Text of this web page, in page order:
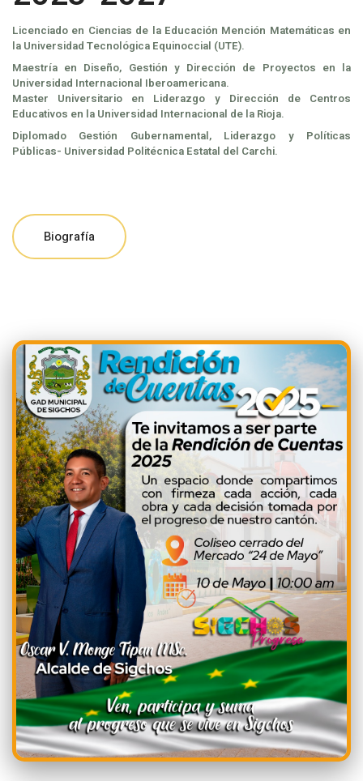
Licenciado en Ciencias de la Educación Mención Matemáticas en
la Universidad Tecnológica Equinoccial (UTE).
Maestría en Diseño, Gestión y Dirección de Proyectos en la
Universidad Internacional Iberoamericana.
Master Universitario en Liderazgo y Dirección de Centros
Educativos en la Universidad Internacional de la Rioja.
Diplomado Gestión Gubernamental, Liderazgo y Políticas
Públicas- Universidad Politécnica Estatal del Carchi.
Biografía